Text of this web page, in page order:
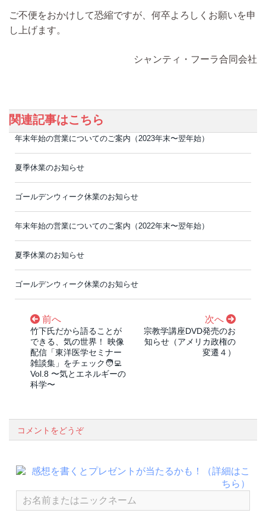
ご不便をおかけして恐縮ですが、何卒よろしくお願いを申
し上げます。
シャンティ・フーラ合同会社
関連記事はこちら
年末年始の営業についてのご案内（2023年末〜翌年始）
夏季休業のお知らせ
ゴールデンウィーク休業のお知らせ
年末年始の営業についてのご案内（2022年末〜翌年始）
夏季休業のお知らせ
ゴールデンウィーク休業のお知らせ
前へ
竹下氏だから語ることが
できる、気の世界！ 映像
配信「東洋医学セミナー
雑談集」をチェック🧑‍💻
Vol.8 〜気とエネルギーの
科学〜
次へ
宗教学講座DVD発売のお
知らせ（アメリカ政権の
変遷４）
コメントをどうぞ